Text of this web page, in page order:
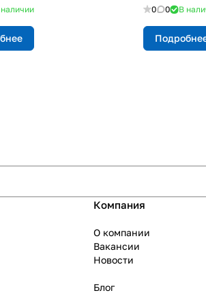
0 0 В
Компания
О компании
Вакансии
Новости
Блог